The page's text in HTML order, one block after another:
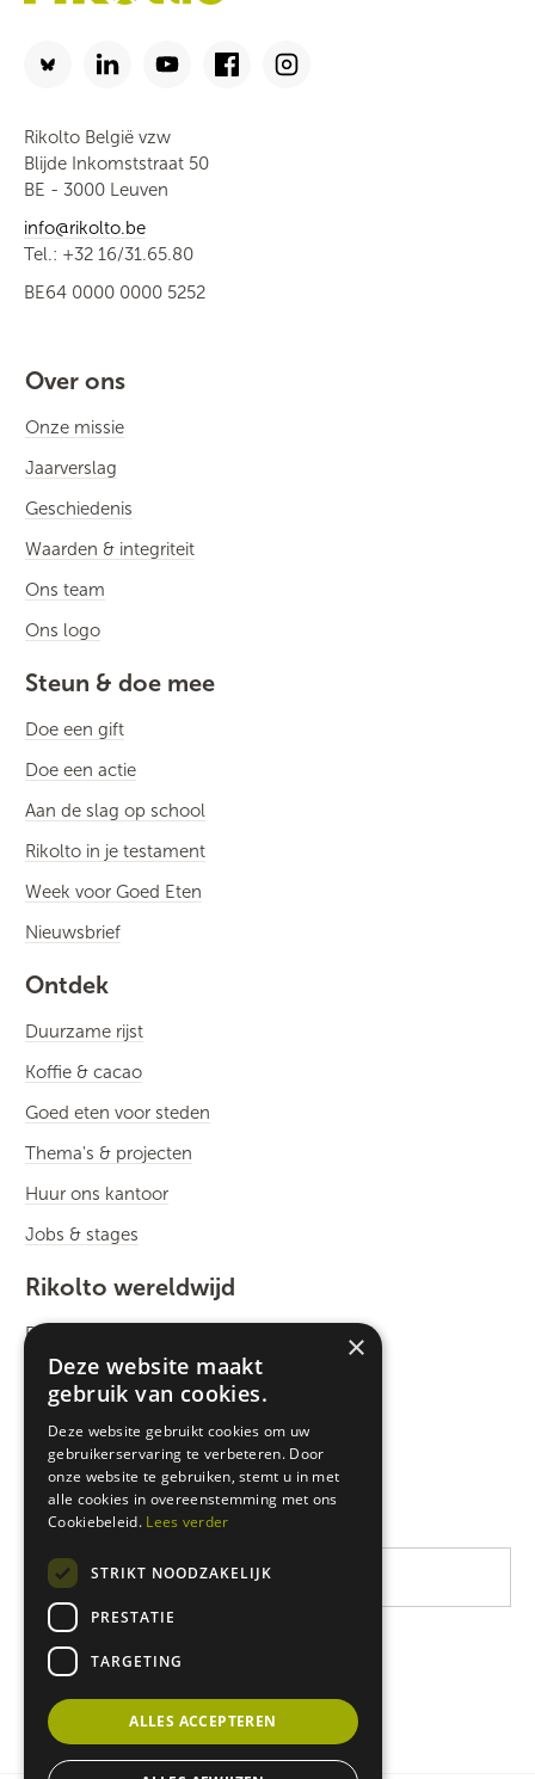
Rikolto België vzw
Blijde Inkomststraat 50
BE - 3000 Leuven
info@rikolto.be
Tel.: +32 16/31.65.80
BE64 0000 0000 5252
Over ons
Onze missie
Jaarverslag
Geschiedenis
Waarden & integriteit
Ons team
Ons logo
Steun & doe mee
Doe een gift
Doe een actie
Aan de slag op school
Rikolto in je testament
Week voor Goed Eten
Nieuwsbrief
Ontdek
Duurzame rijst
Koffie & cacao
Goed eten voor steden
Thema's & projecten
Huur ons kantoor
Jobs & stages
Rikolto wereldwijd
Rikolto International
Zuid-Oost Azië
West-Afrika
Latijns-Amerika
×
Deze website maakt
gebruik van cookies.
Deze website gebruikt cookies om uw
gebruikerservaring te verbeteren. Door
onze website te gebruiken, stemt u in met
alle cookies in overeenstemming met ons
Cookiebeleid. Lees verder
STRIKT NOODZAKELIJK
PRESTATIE
TARGETING
ALLES ACCEPTEREN